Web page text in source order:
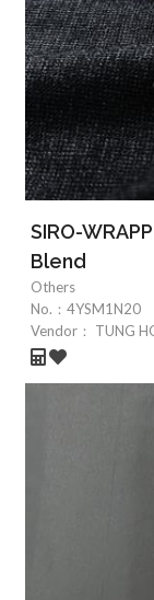
SIRO-
Blend
Others
No.： 4YSM1N20
Vendor：
TUNG